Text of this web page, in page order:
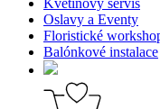
Oslavy a Eventy
Floristické
Balónkové instalace